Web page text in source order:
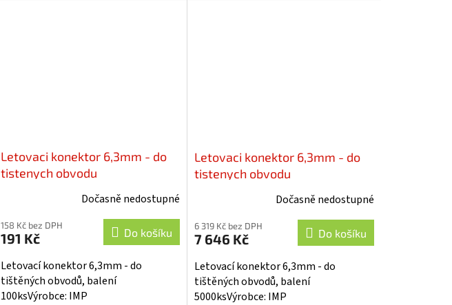
Letovaci konektor 6,3mm - do
tistenych obvodu
Dočasně nedostupné
158 Kč bez DPH
191 Kč Do košíku
Letovací konektor 6,3mm - do
tištěných obvodů, balení
100ksVýrobce: IMP
Letovaci konektor 6,3mm - do
tistenych obvodu
Dočasně nedostupné
6 319 Kč bez DPH
7 646 Kč Do košíku
Letovací konektor 6,3mm - do
tištěných obvodů, balení
5000ksVýrobce: IMP